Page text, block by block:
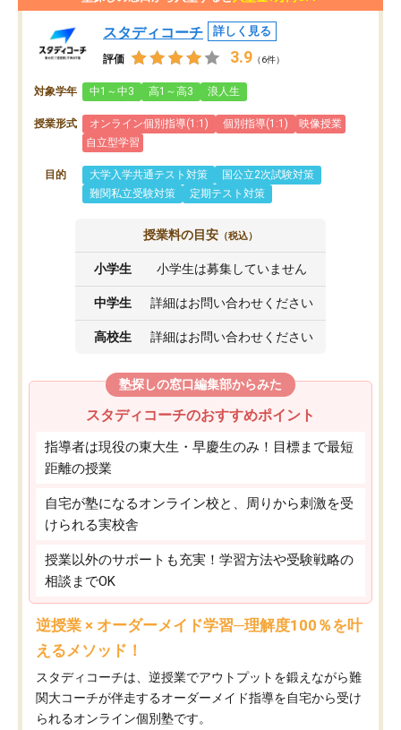
スタディコーチ 詳しく見る
評価 3.9 （6件）
対象学年 中1～中3 高1～高3 浪人生
授業形式 オンライン個別指導(1:1) 個別指導(1:1)
映像授業
自立型学習
目的 大学入学共通テスト対策
国公立2次試験対策
難関私立受験対策
定期テスト対策
授業料の目安 （税込）
小学生 小学生は募集していません
中学生 詳細はお問い合わせください
高校生 詳細はお問い合わせください
塾探しの窓口編集部からみた
スタディコーチのおすすめポイント
指導者は現役の東大生・早慶生のみ！目標まで最短
距離の授業
自宅が塾になるオンライン校と、周りから刺激を受
けられる実校舎
授業以外のサポートも充実！学習方法や受験戦略の
相談までOK
逆授業 × オーダーメイド学習─理解度100％を叶
えるメソッド！
スタディコーチは、逆授業でアウトプットを鍛えながら難
関大コーチが伴走するオーダーメイド指導を自宅から受け
られるオンライン個別塾です。